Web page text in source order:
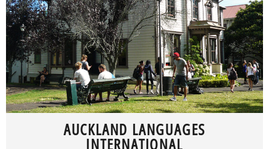
AUCKLAND LANGUAGES
INTERNATIONAL